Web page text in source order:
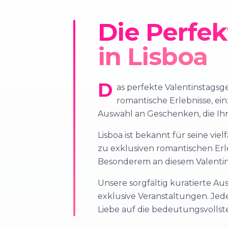
Die
in Lisboa
D as perfekte
romantische Erlebnisse,
Auswahl an Geschenken, die
Lisboa ist bekannt für seine
zu exklusiven romantischen
Besonderem an diesem
Unsere sorgfältig kuratierte
exklusive Veranstaltungen.
Liebe auf die